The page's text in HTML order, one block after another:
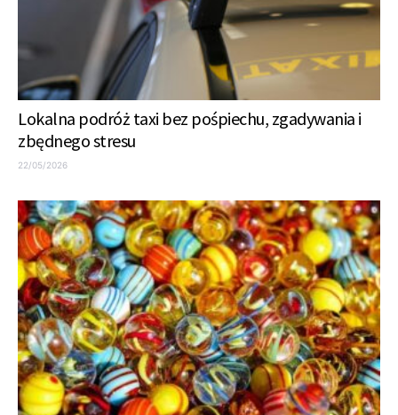
Lokalna podróż taxi bez pośpiechu, zgadywania i
zbędnego stresu
22/05/2026